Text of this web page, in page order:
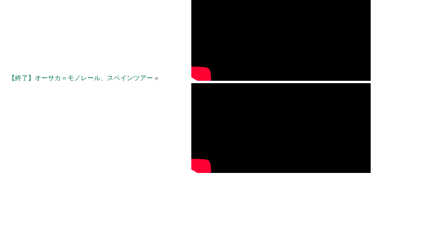
【終了】オーサカ＝モノレール、スペインツアー »